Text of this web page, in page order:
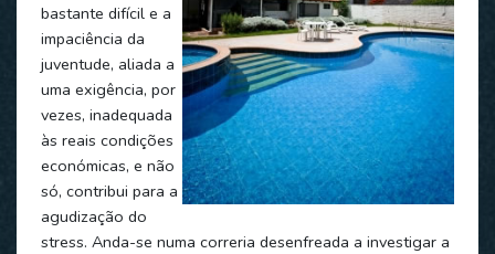
bastante difícil e a
impaciência da
juventude, aliada a
uma exigência, por
vezes, inadequada
às reais condições
económicas, e não
só, contribui para a
agudização do
stress. Anda-se numa correria desenfreada a investigar a